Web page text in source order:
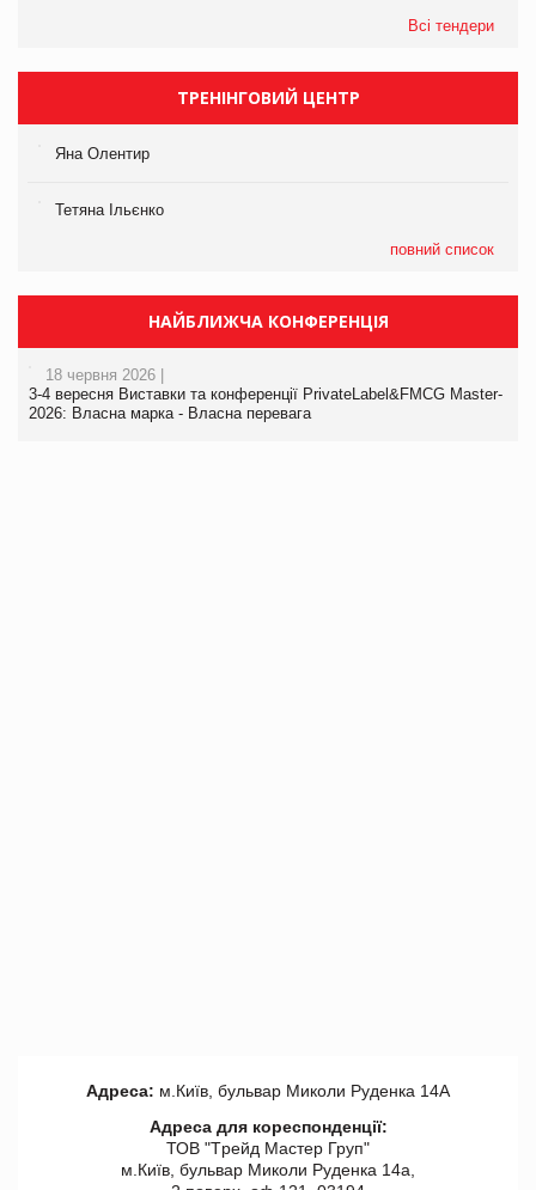
Всі тендери
ТРЕНІНГОВИЙ ЦЕНТР
Яна Олентир
Тетяна Ільєнко
повний список
НАЙБЛИЖЧА КОНФЕРЕНЦІЯ
18 червня 2026 |
3-4 вересня Виставки та конференції PrivateLabel&FMCG Master-
2026: Власна марка - Власна перевага
Адреса: м.Київ, бульвар Миколи Руденка 14А
Адреса для кореспонденції:
ТОВ "Tрейд Мастер Груп"
м.Київ, бульвар Миколи Руденка 14а,